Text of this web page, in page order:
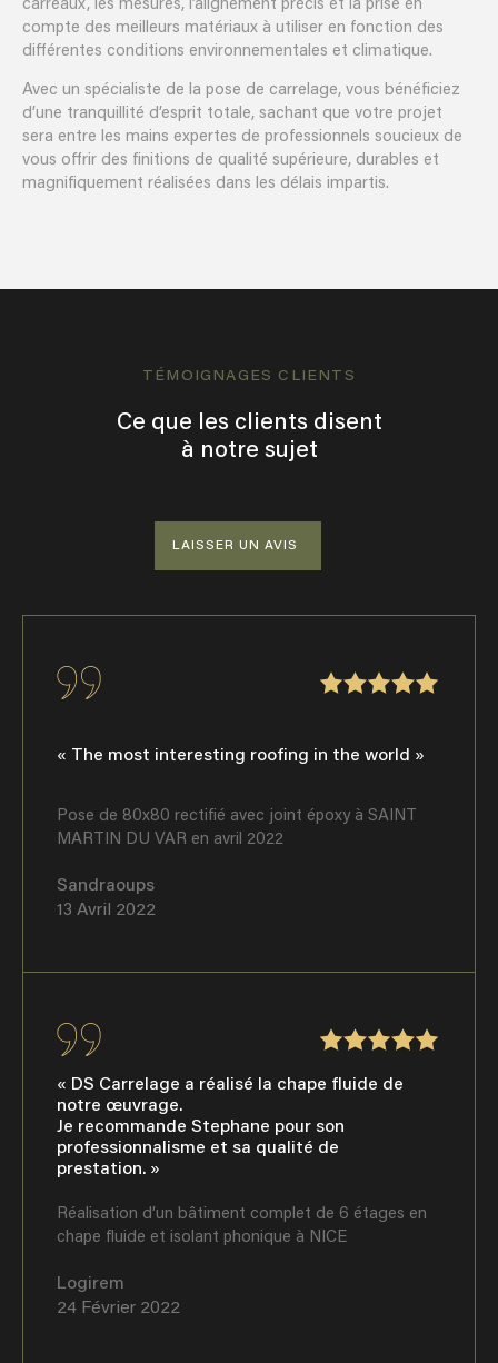
carreaux, les mesures, l’alignement précis et la prise en
compte des meilleurs matériaux à utiliser en fonction des
différentes conditions environnementales et climatique.
Avec un spécialiste de la pose de carrelage, vous bénéficiez
d’une tranquillité d’esprit totale, sachant que votre projet
sera entre les mains expertes de professionnels soucieux de
vous offrir des finitions de qualité supérieure, durables et
magnifiquement réalisées dans les délais impartis.
TÉMOIGNAGES CLIENTS
Ce que les clients disent
à notre sujet
LAISSER UN AVIS
« The most interesting roofing in the world »
Pose de 80x80 rectifié avec joint époxy à SAINT
MARTIN DU VAR en avril 2022
Sandraoups
13 Avril 2022
« DS Carrelage a réalisé la chape fluide de
notre œuvrage.
Je recommande Stephane pour son
professionnalisme et sa qualité de
prestation. »
Réalisation d’un bâtiment complet de 6 étages en
chape fluide et isolant phonique à NICE
Logirem
24 Février 2022